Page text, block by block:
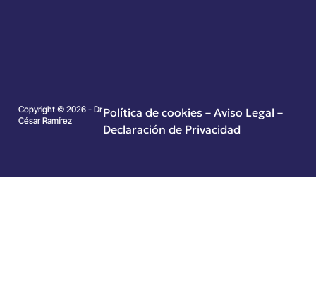
Copyright © 2026 - Dr
César Ramírez
Política de cookies –Aviso Legal –
Declaración de Privacidad